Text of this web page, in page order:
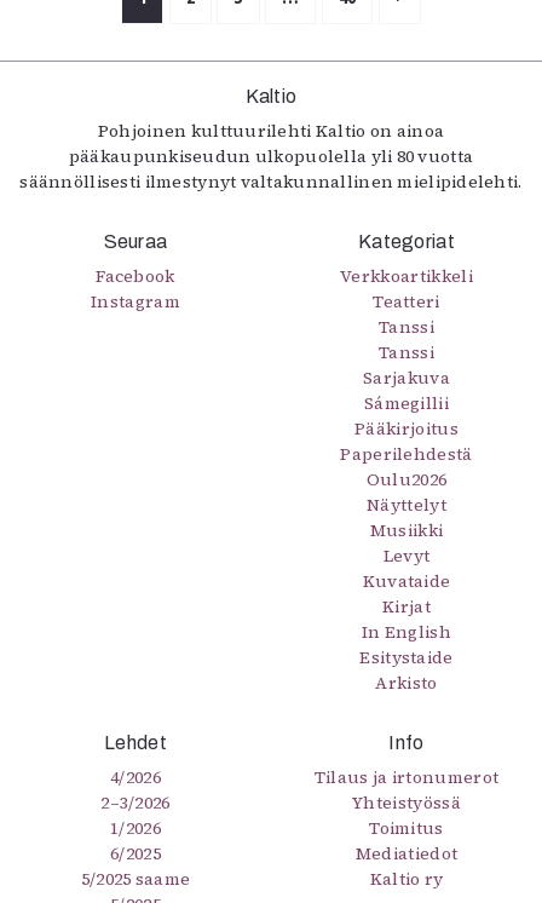
Kaltio
Pohjoinen kulttuurilehti Kaltio on ainoa
pääkaupunkiseudun ulkopuolella yli 80 vuotta
säännöllisesti ilmestynyt valtakunnallinen mielipidelehti.
Seuraa
Facebook
Instagram
Kategoriat
Verkkoartikkeli
Teatteri
Tanssi
Tanssi
Sarjakuva
Sámegillii
Pääkirjoitus
Paperilehdestä
Oulu2026
Näyttelyt
Musiikki
Levyt
Kuvataide
Kirjat
In English
Esitystaide
Arkisto
Lehdet
4/2026
2–3/2026
1/2026
6/2025
5/2025 saame
Info
Tilaus ja irtonumerot
Yhteistyössä
Toimitus
Mediatiedot
Kaltio ry